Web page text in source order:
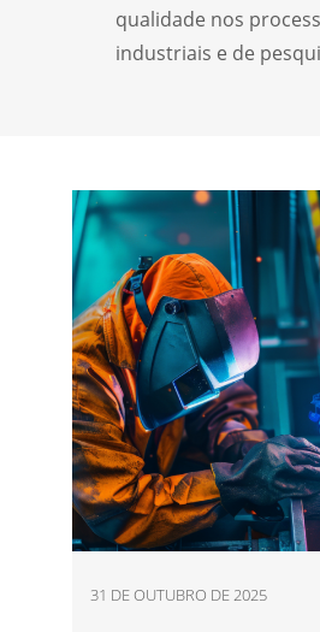
qualidade nos
industriais e de
31 DE OUTUBRO DE 2025